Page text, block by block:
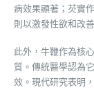
病效果顯著；芡實
則以激發性欲和改
此外，牛鞭作為核
質。傳統醫學認為
效。現代研究表明